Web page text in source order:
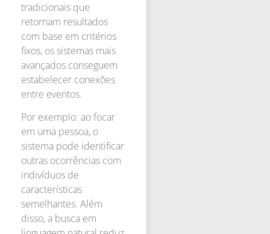
tradicionais que
retornam resultados
com base em critérios
fixos, os sistemas mais
avançados conseguem
estabelecer conexões
entre eventos.
Por exemplo: ao focar
em uma pessoa, o
sistema pode identificar
outras ocorrências com
indivíduos de
características
semelhantes. Além
disso, a busca em